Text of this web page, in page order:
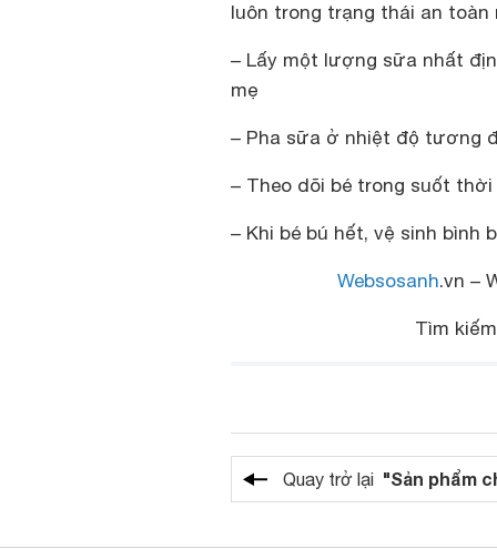
luôn trong trạng thái an toàn
– Lấy một lượng sữa nhất
mẹ
– Pha sữa ở nhiệt độ tương
– Theo dõi bé trong suốt
– Khi bé bú hết, vệ sinh
Websosanh.vn –
Tìm
Quay trở lại "Sản phẩm